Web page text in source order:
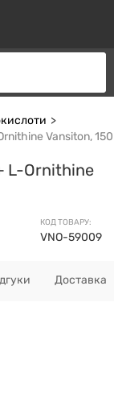
Vansiton,
L-Ornithine
КОД ТОВАРУ:
VNO-59009
Доставка